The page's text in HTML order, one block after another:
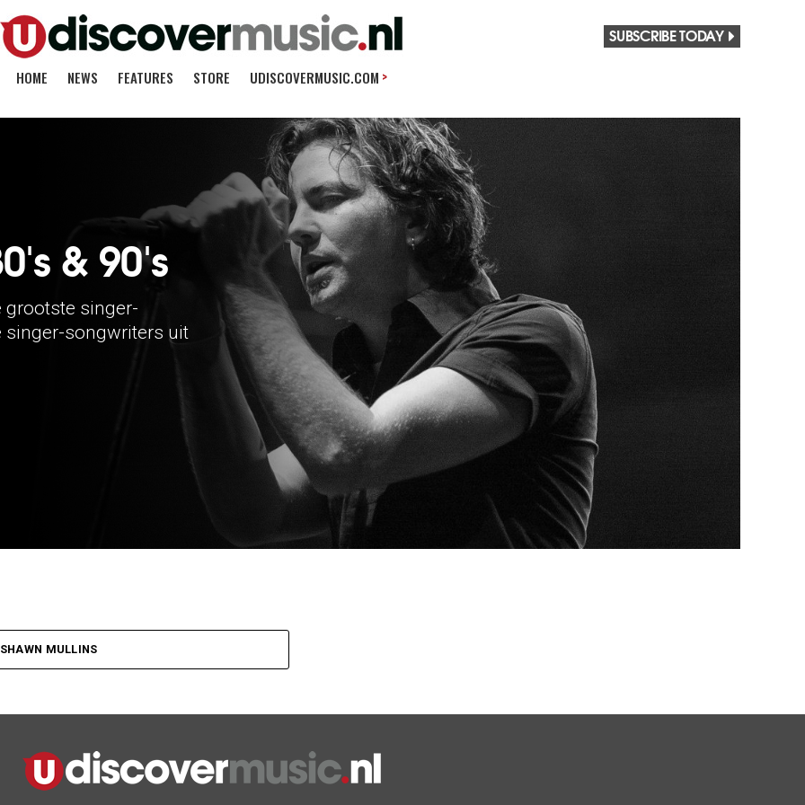
SUBSCRIBE TODAY
HOME NEWS FEATURES STORE UDISCOVERMUSIC.COM >
& 90's
grootste singer-
singer-songwriters uit
MULLINS